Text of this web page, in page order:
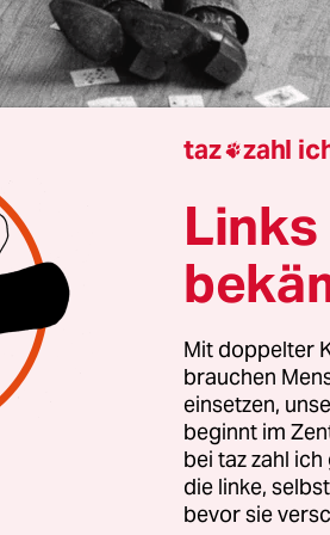
Grimm
erzählen – das
Amba, nichtbinäre US-
des Free Jazz ein
„O, Sun“ (2022),
Avantgardekünstler
Beings, eine
Shahzad Ismaily und
taz zahl
Mit doppelter
brauchen
einsetzen,
beginnt im
bei taz zahl
die linke,
bevor sie